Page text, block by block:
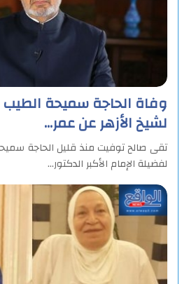
وفاة الحاجة سميحة
لشيخ الأزهر عن عمر…
تقى صالح توفيت منذ قليل الحاجة
لفضيلة الإمام الأكبر الدكتور…